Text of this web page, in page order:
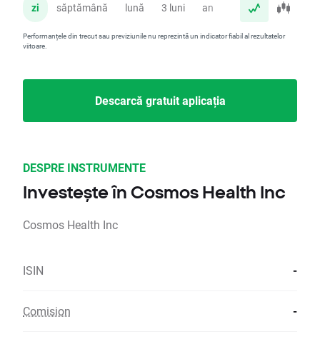
zi săptămână lună 3 luni an
Performanțele din trecut sau previziunile nu reprezintă un indicator fiabil al rezultatelor
viitoare.
Descarcă gratuit aplicația
DESPRE INSTRUMENTE
Investește în Cosmos Health Inc
Cosmos Health Inc
ISIN -
Comision -